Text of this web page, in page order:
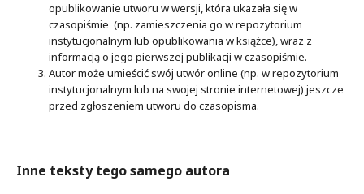
opublikowanie utworu w wersji, która ukazała się w
czasopiśmie (np. zamieszczenia go w repozytorium
instytucjonalnym lub opublikowania w książce), wraz z
informacją o jego pierwszej publikacji w czasopiśmie.
Autor może umieścić swój utwór online (np. w repozytorium
instytucjonalnym lub na swojej stronie internetowej) jeszcze
przed zgłoszeniem utworu do czasopisma.
Inne teksty tego samego autora